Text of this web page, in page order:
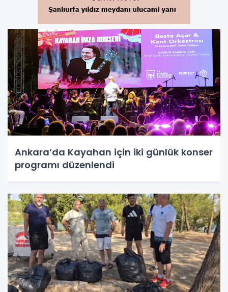
Ankara’da Kayahan için iki günlük konser
programı düzenlendi